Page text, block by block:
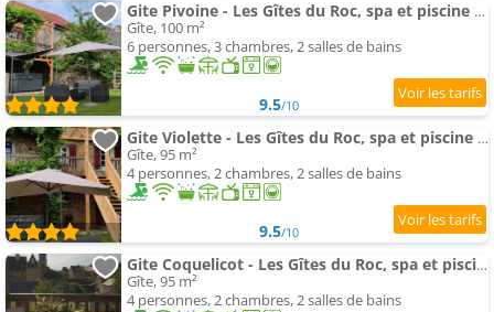
Gite Pivoine - Les Gîtes du Roc, spa et piscine chauffée
Gîte, 100 m²
6 personnes, 3 chambres, 2 salles de bains
9.5/10
Gite Violette - Les Gîtes du Roc, spa et piscine chauffée
Gîte, 95 m²
4 personnes, 2 chambres, 2 salles de bains
9.5/10
Gite Coquelicot - Les Gîtes du Roc, spa et piscine chauffée
Gîte, 95 m²
4 personnes, 2 chambres, 2 salles de bains